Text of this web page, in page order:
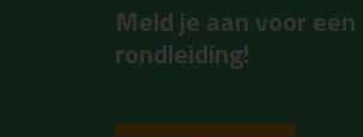
Meld je aan voor een
rondleiding!